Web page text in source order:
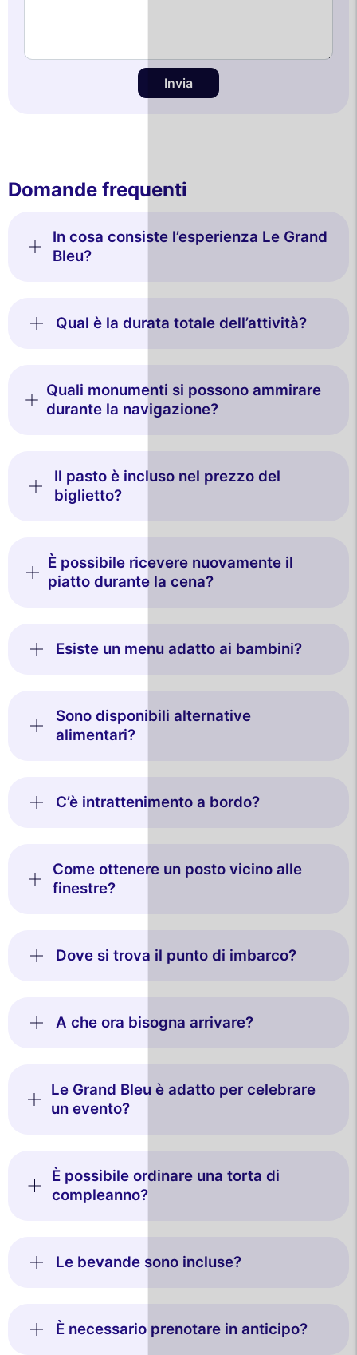
Invia
Domande frequenti
In cosa consiste l’esperienza Le Grand
Bleu?
Qual è la durata totale dell’attività?
Quali monumenti si possono ammirare
durante la navigazione?
Il pasto è incluso nel prezzo del
biglietto?
È possibile ricevere nuovamente il
piatto durante la cena?
Esiste un menu adatto ai bambini?
Sono disponibili alternative
alimentari?
C’è intrattenimento a bordo?
Come ottenere un posto vicino alle
finestre?
Dove si trova il punto di imbarco?
A che ora bisogna arrivare?
Le Grand Bleu è adatto per celebrare
un evento?
È possibile ordinare una torta di
compleanno?
Le bevande sono incluse?
È necessario prenotare in anticipo?